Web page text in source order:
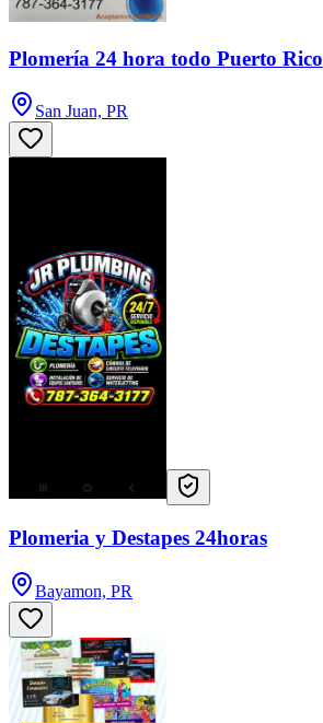
Plomería 24 hora todo Puerto Rico
San Juan, PR
Plomeria y Destapes 24horas
Bayamon, PR